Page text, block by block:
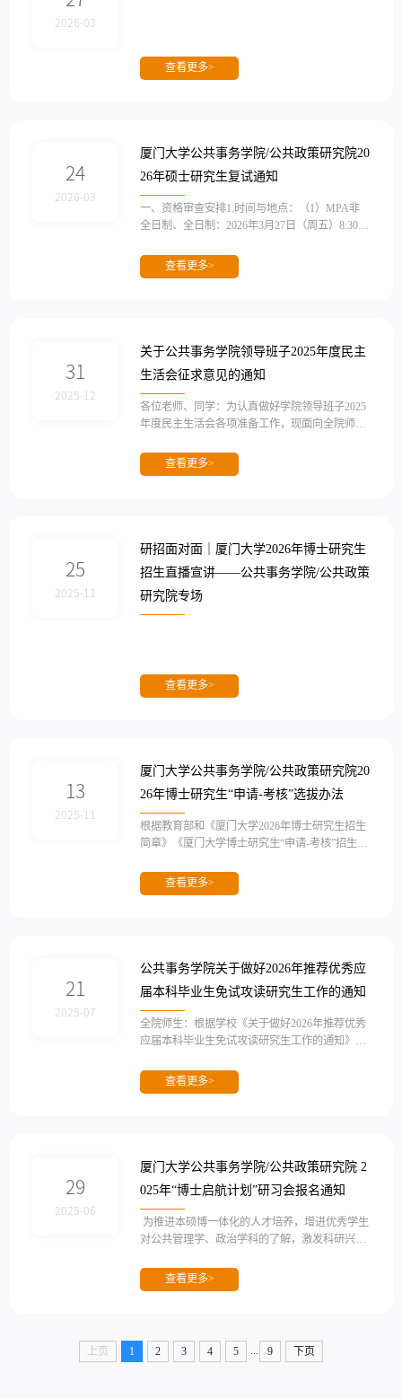
2026-03
查看更多>
24
2026-03
厦门大学公共事务学院/公共政策研究院20
26年硕士研究生复试通知
一、资格审查安排1.时间与地点：（1）MPA非
全日制、全日制：2026年3月27日（周五）8:30－
学术型硕士研究生：2026年3月28日（周六）15:0
0－17:00；厦门大学公共事务学院成智楼二楼中
素质和品德情况审查表》（见附件）；（3）往
件、...
查看更多>
31
2025-12
关于公共事务学院领导班子2025年度民主
生活会征求意见的通知
各位老师、同学：为认真做好学院领导班子2025
年度民主生活会各项准备工作，现面向全院师生
成员存在的突出问题和改进意见建议，分别填写
附件1和附件2。填写完成后，可将意见表直接交
名和联系方式（学院将对您的个人信息严格保
查看更多>
25
2025-11
研招面对面｜厦门大学2026年博士研究生
招生直播宣讲——公共事务学院/公共政策
研究院专场
查看更多>
13
2025-11
厦门大学公共事务学院/公共政策研究院20
26年博士研究生“申请-考核”选拔办法
根据教育部和《厦门大学2026年博士研究生招生
简章》《厦门大学博士研究生“申请-考核”招生工
本选拔办法。一、招生计划招生院系学位类型学
习方式招生计划公共事务学院学术学位全日制28
报考条件（一）中华人民共和国公民，拥护中国
查看更多>
21
2025-07
公共事务学院关于做好2026年推荐优秀应
届本科毕业生免试攻读研究生工作的通知
全院师生：根据学校《关于做好2026年推荐优秀
应届本科毕业生免试攻读研究生工作的通知》
支教团的通知》（附件2）安排，以及《厦门大
学推荐优秀应届本科毕业生免试攻读硕士学位研
我院实际，现就我院2026年推荐优秀应届本科毕
查看更多>
29
2025-06
厦门大学公共事务学院/公共政策研究院 2
025年“博士启航计划”研习会报名通知
为推进本硕博一体化的人才培养，增进优秀学生
对公共管理学、政治学科的了解，激发科研兴
院/公共政策研究院拟于2025年7月17日至20日举
办“博士启航计划”研习会活动。本次活动拟邀请2
机会与本院博士生导师进行一对一的交流探讨。
本院还会邀请资深编辑传授论文发表与青年学者
查看更多>
上页 1 2 3 4 5 9 下页